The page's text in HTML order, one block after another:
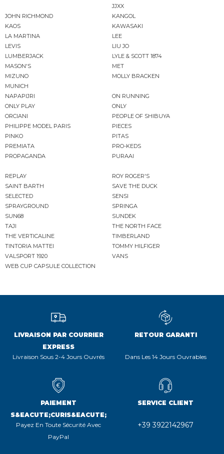
JJXX
JOHN RICHMOND
KANGOL
KAOS
KAWASAKI
LA MARTINA
LEE
LEVIS
LIU JO
LUMBERJACK
LYLE & SCOTT 1874
MASON'S
MET
MIZUNO
MOLLY BRACKEN
MUNICH
NAPAPIJRI
ON RUNNING
ONLY PLAY
ONLY
ORCIANI
PEOPLE OF SHIBUYA
PHILIPPE MODEL PARIS
PIECES
PINKO
PITAS
PREMIATA
PRO-KEDS
PROPAGANDA
PURAAI
REPLAY
ROY ROGER'S
SAINT BARTH
SAVE THE DUCK
SELECTED
SENSI
SPRAYGROUND
SPRINGA
SUN68
SUNDEK
TAJI
THE NORTH FACE
THE VERTICALINE
TIMBERLAND
TINTORIA MATTEI
TOMMY HILFIGER
VALSPORT 1920
VANS
WEB CUP CAPSULE COLLECTION
LIVRAISON PAR COURRIER
EXPRESS
Livraison Sous 2-4 Jours Ouvrés
RETOUR GARANTI
Dans Les 14 Jours Ouvrables
PAIEMENT
S&EACUTE;CURIS&EACUTE;
Payez En Toute Sécurité Avec
PayPal
SERVICE CLIENT
+39 3922142967